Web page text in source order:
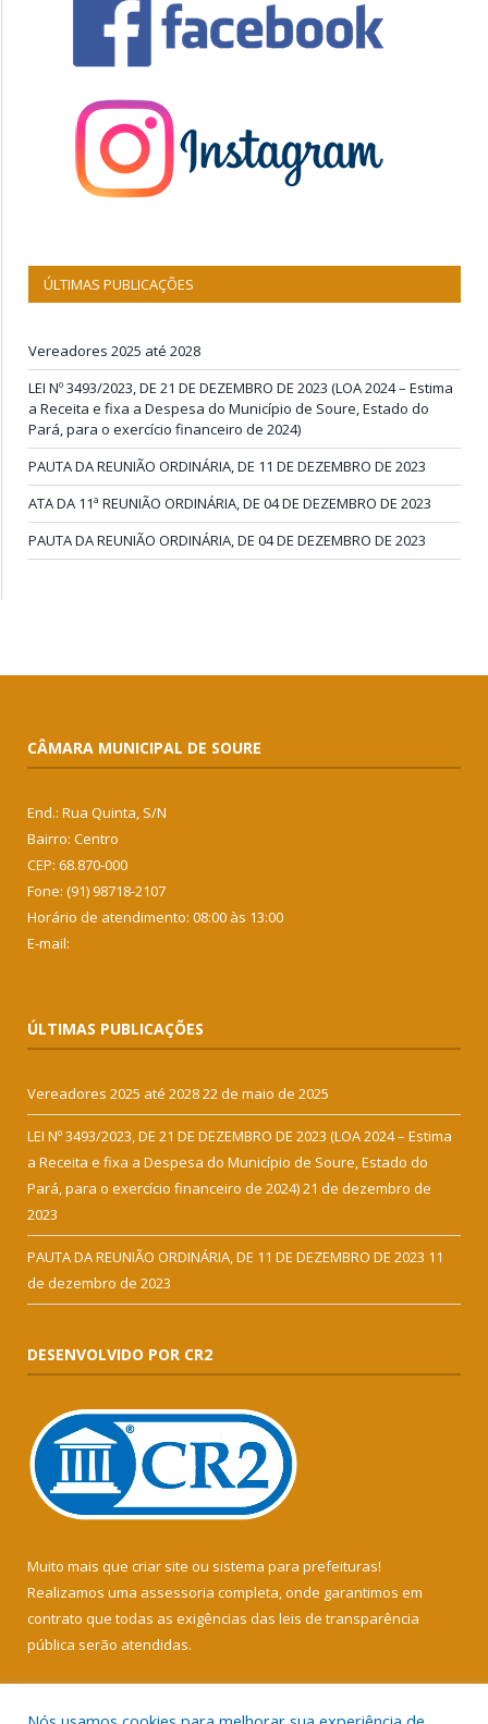
ÚLTIMAS PUBLICAÇÕES
Vereadores 2025 até 2028
LEI Nº 3493/2023, DE 21 DE DEZEMBRO DE 2023 (LOA 2024 – Estima
a Receita e fixa a Despesa do Município de Soure, Estado do
Pará, para o exercício financeiro de 2024)
PAUTA DA REUNIÃO ORDINÁRIA, DE 11 DE DEZEMBRO DE 2023
ATA DA 11ª REUNIÃO ORDINÁRIA, DE 04 DE DEZEMBRO DE 2023
PAUTA DA REUNIÃO ORDINÁRIA, DE 04 DE DEZEMBRO DE 2023
CÂMARA MUNICIPAL DE SOURE
End.: Rua Quinta, S/N
Bairro: Centro
CEP: 68.870-000
Fone: (91) 98718-2107
Horário de atendimento: 08:00 às 13:00
E-mail:
ÚLTIMAS PUBLICAÇÕES
Vereadores 2025 até 202822 de maio de 2025
LEI Nº 3493/2023, DE 21 DE DEZEMBRO DE 2023 (LOA 2024 – Estima
a Receita e fixa a Despesa do Município de Soure, Estado do
Pará, para o exercício financeiro de 2024)21 de dezembro de
2023
PAUTA DA REUNIÃO ORDINÁRIA, DE 11 DE DEZEMBRO DE 2023 11
de dezembro de 2023
DESENVOLVIDO POR CR2
Muito mais que criar site ou sistema para prefeituras!
Realizamos uma assessoria completa, onde garantimos em
contrato que todas as exigências das leis de transparência
pública serão atendidas.